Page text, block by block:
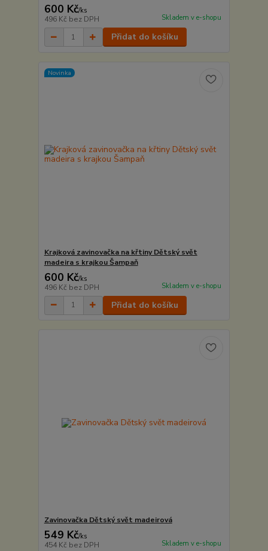
600 Kč/ks
496 Kč bez DPH Skladem v e-shopu
Přidat do košíku
Novinka
Krajková zavinovačka na křtiny Dětský svět
madeira s krajkou Šampaň
600 Kč/ks
496 Kč bez DPH Skladem v e-shopu
Přidat do košíku
Zavinovačka Dětský svět madeirová
549 Kč/ks
454 Kč bez DPH Skladem v e-shopu